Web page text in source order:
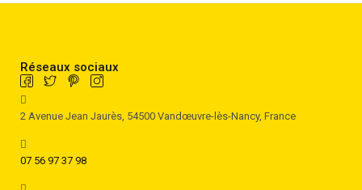
Réseaux sociaux
2 Avenue Jean Jaurès, 54500 Vandœuvre-lès-Nancy, France
07 56 97 37 98